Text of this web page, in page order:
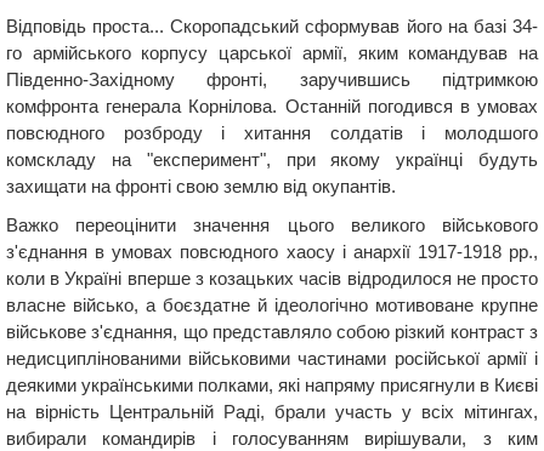
Відповідь проста... Скоропадський сформував його на базі 34-
го армійського корпусу царської армії, яким командував на
Південно-Західному фронті, заручившись підтримкою
комфронта генерала Корнілова. Останній погодився в умовах
повсюдного розброду і хитання солдатів і молодшого
комскладу на "експеримент", при якому українці будуть
захищати на фронті свою землю від окупантів.
Важко переоцінити значення цього великого військового
з'єднання в умовах повсюдного хаосу і анархії 1917-1918 рр.,
коли в Україні вперше з козацьких часів відродилося не просто
власне військо, а боєздатне й ідеологічно мотивоване крупне
військове з'єднання, що представляло собою різкий контраст з
недисциплінованими військовими частинами російської армії і
деякими українськими полками, які напряму присягнули в Києві
на вірність Центральній Раді, брали участь у всіх мітингах,
вибирали командирів і голосуванням вирішували, з ким